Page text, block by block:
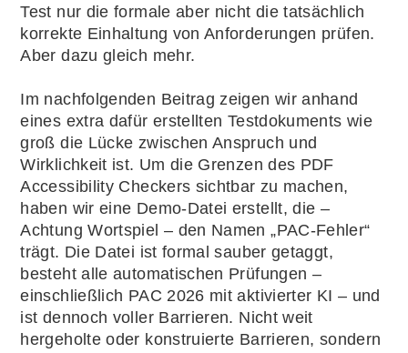
Test nur die formale aber nicht die tatsächlich
korrekte Einhaltung von Anforderungen prüfen.
Aber dazu gleich mehr.
Im nachfolgenden Beitrag zeigen wir anhand
eines extra dafür erstellten Testdokuments wie
groß die Lücke zwischen Anspruch und
Wirklichkeit ist. Um die Grenzen des PDF
Accessibility Checkers sichtbar zu machen,
haben wir eine Demo-Datei erstellt, die –
Achtung Wortspiel – den Namen „PAC-Fehler“
trägt. Die Datei ist formal sauber getaggt,
besteht alle automatischen Prüfungen –
einschließlich PAC 2026 mit aktivierter KI – und
ist dennoch voller Barrieren. Nicht weit
hergeholte oder konstruierte Barrieren, sondern